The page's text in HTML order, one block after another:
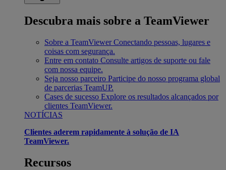
Descubra mais sobre a TeamViewer
Sobre a TeamViewer Conectando pessoas, lugares e
coisas com segurança.
Entre em contato Consulte artigos de suporte ou fale
com nossa equipe.
Seja nosso parceiro Participe do nosso programa global
de parcerias TeamUP.
Cases de sucesso Explore os resultados alcançados por
clientes TeamViewer.
NOTÍCIAS
Clientes aderem rapidamente à solução de IA
TeamViewer.
Recursos